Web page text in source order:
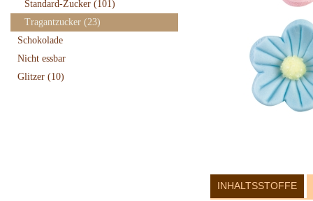
Standard-Zucker (101)
Tragantzucker (23)
Schokolade
Nicht essbar
Glitzer (10)
INHALTSSTOFFE